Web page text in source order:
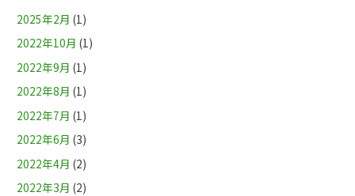
2025年2月 (1)
2022年10月 (1)
2022年9月 (1)
2022年8月 (1)
2022年7月 (1)
2022年6月 (3)
2022年4月 (2)
2022年3月 (2)